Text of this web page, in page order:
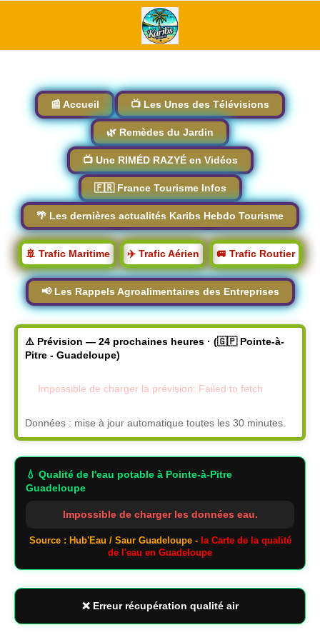
📰 Accueil 📺 Les Unes des Télévisions
🌿 Remèdes du Jardin
📺 Une RIMÉD RAZYÉ en Vidéos
🇫🇷 France Tourisme Infos
🌴 Les dernières actualités Karibs Hebdo Tourisme
🚢 Trafic Maritime ✈️ Trafic Aérien 🚐 Trafic Routier
📢 Les Rappels Agroalimentaires des Entreprises
⚠️ Prévision — 24 prochaines heures · (🇬🇵 Pointe-à-
Pitre - Guadeloupe)
Impossible de charger la prévision: Failed to fetch
Données : mise à jour automatique toutes les 30 minutes.
💧 Qualité de l'eau potable à Pointe-à-Pitre
Guadeloupe
Impossible de charger les données eau.
Source : Hub'Eau / Saur Guadeloupe - la Carte de la qualité
de l'eau en Guadeloupe
❌ Erreur récupération qualité air